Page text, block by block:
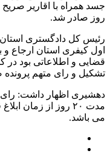
روز صادر شد.
رئیس کل دادگستری
اول کیفری استان ارجاع و
تشکیل و رای متهم
دهشیری اظهار داشت: رای
مدت ۲۰ روز از زمان
می باشد.